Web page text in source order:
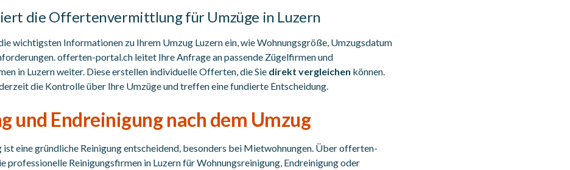
die Offertenvermittlung für Umzüge in Luzern
wichtigsten Informationen zu Ihrem Umzug Luzern ein, wie Wohnungsgröße, Umzugsdatum
offerten-portal.ch leitet Ihre Anfrage an passende Zügelfirmen und
in Luzern weiter. Diese erstellen individuelle Offerten, die Sie direkt vergleichen können.
die Kontrolle über Ihre Umzüge und treffen eine fundierte Entscheidung.
und Endreinigung nach dem Umzug
ist eine gründliche Reinigung entscheidend, besonders bei Mietwohnungen. Über offerten-
professionelle Reinigungsfirmen in Luzern für Wohnungsreinigung, Endreinigung oder